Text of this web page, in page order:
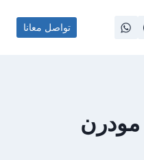
تواصل معانا